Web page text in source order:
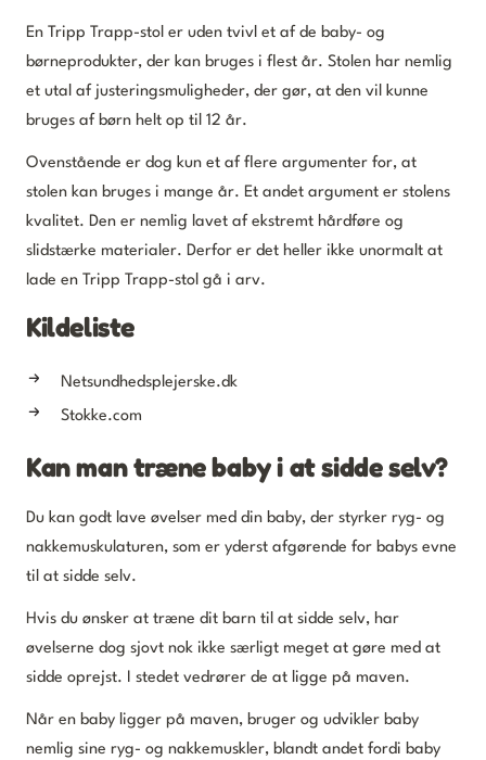
En Tripp Trapp-stol er uden tvivl et af de baby- og
børneprodukter, der kan bruges i flest år. Stolen har nemlig
et utal af justeringsmuligheder, der gør, at den vil kunne
bruges af børn helt op til 12 år.
Ovenstående er dog kun et af flere argumenter for, at
stolen kan bruges i mange år. Et andet argument er stolens
kvalitet. Den er nemlig lavet af ekstremt hårdføre og
slidstærke materialer. Derfor er det heller ikke unormalt at
lade en Tripp Trapp-stol gå i arv.
Kildeliste
Netsundhedsplejerske.dk
Stokke.com
Kan man træne baby i at sidde selv?
Du kan godt lave øvelser med din baby, der styrker ryg- og
nakkemuskulaturen, som er yderst afgørende for babys evne
til at sidde selv.
Hvis du ønsker at træne dit barn til at sidde selv, har
øvelserne dog sjovt nok ikke særligt meget at gøre med at
sidde oprejst. I stedet vedrører de at ligge på maven.
Når en baby ligger på maven, bruger og udvikler baby
nemlig sine ryg- og nakkemuskler, blandt andet fordi baby